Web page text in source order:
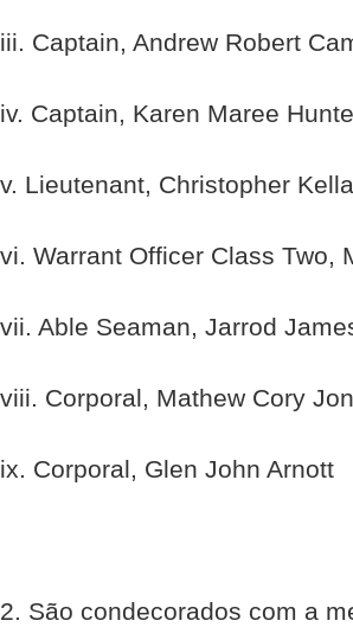
iii. Captain, Andrew Robert
iv. Captain, Karen Maree
v. Lieutenant, Christopher
vi. Warrant Officer Class Two,
vii. Able Seaman, Jarrod
viii. Corporal, Mathew Cory
ix. Corporal, Glen John Arnott
2. São condecorados com a